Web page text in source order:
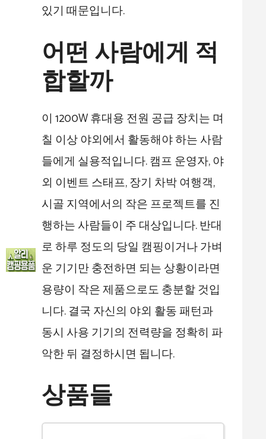
있기 때문입니다.
어떤 사람에게 적
합할까
이 1200W 휴대용 전원 공급 장치는 며
칠 이상 야외에서 활동해야 하는 사람
들에게 실용적입니다. 캠프 운영자, 야
외 이벤트 스태프, 장기 차박 여행객,
시골 지역에서의 작은 프로젝트를 진
행하는 사람들이 주 대상입니다. 반대
로 하루 정도의 당일 캠핑이거나 가벼
운 기기만 충전하면 되는 상황이라면
용량이 작은 제품으로도 충분할 것입
니다. 결국 자신의 야외 활동 패턴과
동시 사용 기기의 전력량을 정확히 파
악한 뒤 결정하시면 됩니다.
상품들